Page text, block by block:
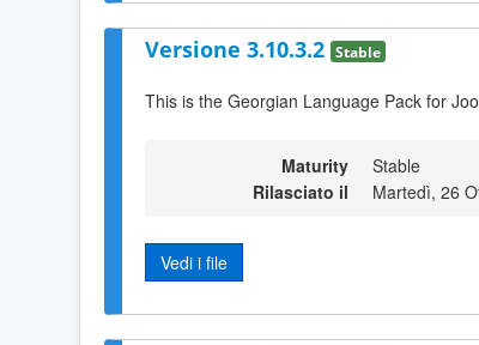
Versione 3.10.3.2 Stable
This is the Georgian Language Pack for
Maturity
Stable
Rilasciato il
Martedì, 26
Vedi i file